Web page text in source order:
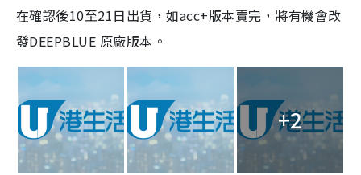
在確認後10至21日出貨，如acc+版本賣完，將有機會改
發DEEPBLUE 原廠版本。
+2